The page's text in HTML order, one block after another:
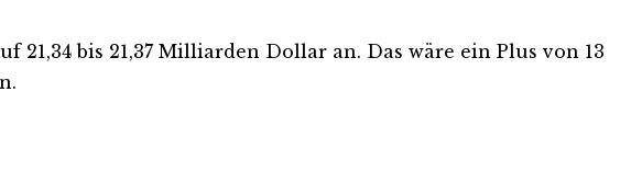
bis 21,37 Milliarden Dollar an. Das wäre ein Plus von 13